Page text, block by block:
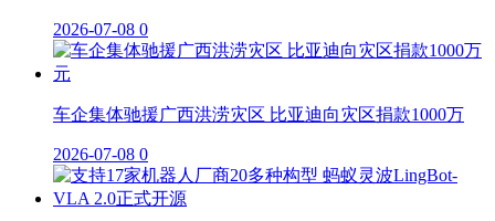
2026-07-08 0
车企集体驰援广西洪涝灾区 比亚迪向灾区捐款1000万
2026-07-08 0